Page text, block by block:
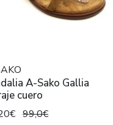
A-Sako Gallia
cuero
99,0€